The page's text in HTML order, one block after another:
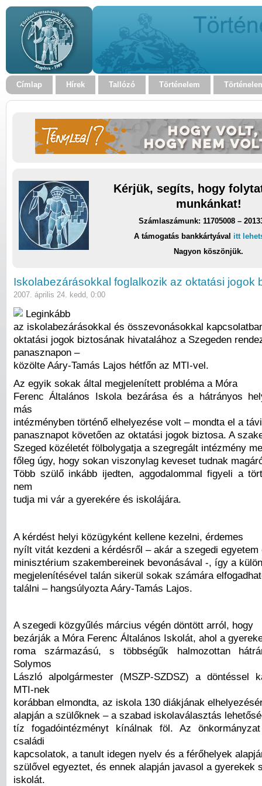
Címlap Hírek Tallózó Történelem
Kérjük, segíts, hogy
munkánkat!
Számlaszámunk: 11705008 –
A támogatás bankkártyával itt
Nagyon köszönjük.
Iskolabezárásokkal foglalkozik az oktatási jogok
2007. április 24. kedd, 0:00
Leginkább
az iskolabezárásokkal és összevonásokkal
oktatási jogok biztosának hivatalához a Szegeden
panasznapon –
közölte Aáry-Tamás Lajos hétfőn az MTI-vel.
Az egyik sokak által megjelenített probléma a Móra
Ferenc Általános Iskola bezárása és a hátrányos
más
intézményben történő elhelyezése volt – mondta el a
panasznapot követően az oktatási jogok biztosa. A
Szeged közéletét fölbolygatja a szegregált intézmény
főleg úgy, hogy sokan viszonylag keveset tudnak
Több szülő inkább ijedten, aggodalommal figyeli a
nem
tudja mi vár a gyerekére és iskolájára.
A kérdést helyi közügyként kellene kezelni, érdemes
nyílt vitát kezdeni a kérdésről – akár a szegedi egyetem
minisztérium szakembereinek bevonásával -, így a
megjelenítésével talán sikerül sokak számára
találni – hangsúlyozta Aáry-Tamás Lajos.
A szegedi közgyűlés március végén döntött arról, hogy
bezárják a Móra Ferenc Általános Iskolát, ahol a
roma származású, s többségűk halmozottan
Solymos
László alpolgármester (MSZP-SZDSZ) a döntéssel
MTI-nek
korábban elmondta, az iskola 130 diákjának
alapján a szülőknek – a szabad iskolaválasztás
tíz fogadóintézményt kínálnak föl. Az
családi
kapcsolatok, a tanult idegen nyelv és a férőhelyek
szülővel egyeztet, és ennek alapján javasol a gyerekek
iskolát.